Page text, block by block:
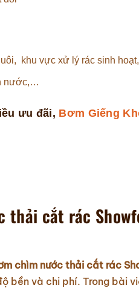
khu vực xử lý rác sinh
nước,…
ưu đãi, Bơm Giếng
cắt rác
chìm nước thải cắt rác
bền và chi phí. Trong bài